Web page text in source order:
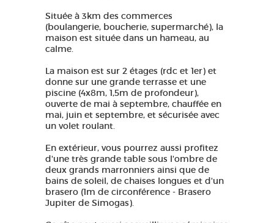
Située à 3km des commerces
(boulangerie, boucherie, supermarché), la
maison est située dans un hameau, au
calme.
La maison est sur 2 étages (rdc et 1er) et
donne sur une grande terrasse et une
piscine (4x8m, 1,5m de profondeur),
ouverte de mai à septembre, chauffée en
mai, juin et septembre, et sécurisée avec
un volet roulant.
En extérieur, vous pourrez aussi profitez
d'une très grande table sous l'ombre de
deux grands marronniers ainsi que de
bains de soleil, de chaises longues et d'un
brasero (1m de circonférence - Brasero
Jupiter de Simogas).